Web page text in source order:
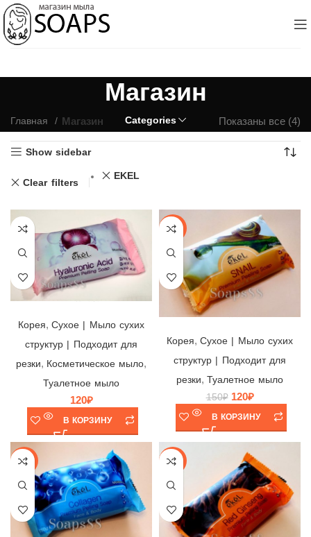
Магазин
Categories
Главная Магазин Показаны все (4)
Show sidebar
Clear filters
EKEL
Корея, Cухое | Мыло сухих
структур | Подходит для
резки, Косметическое мыло,
Туалетное мыло
120₽
В КОРЗИНУ
-20%
Корея, Cухое | Мыло сухих
структур | Подходит для
резки, Туалетное мыло
150₽ 120₽
В КОРЗИНУ
-20% -20%